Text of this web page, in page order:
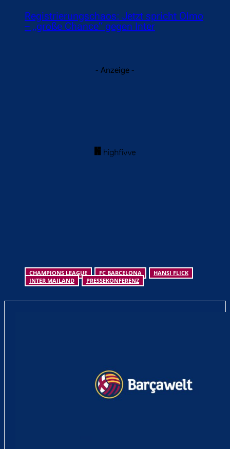
Registrierungschaos: Jetzt spricht Olmo
– „große Chance“ gegen Inter
- Anzeige -
CHAMPIONS LEAGUE FC BARCELONA
HANSI FLICK
INTER MAILAND
PRESSEKONFERENZ